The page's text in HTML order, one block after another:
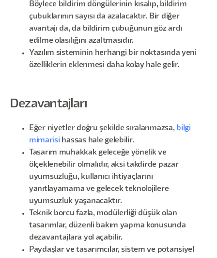
Böylece bildirim döngülerinin kısalıp, bildirim
çubuklarının sayısı da azalacaktır. Bir diğer
avantajı da, da bildirim çubuğunun göz ardı
edilme olasılığını azaltmasıdır.
Yazılım sisteminin herhangi bir noktasında yeni
özelliklerin eklenmesi daha kolay hale gelir.
Dezavantajları
Eğer niyetler doğru şekilde sıralanmazsa, bilgi
mimarisi hassas hale gelebilir.
Tasarım muhakkak geleceğe yönelik ve
ölçeklenebilir olmalıdır, aksi takdirde pazar
uyumsuzluğu, kullanıcı ihtiyaçlarını
yanıtlayamama ve gelecek teknolojilere
uyumsuzluk yaşanacaktır.
Teknik borcu fazla, modülerliği düşük olan
tasarımlar, düzenli bakım yapma konusunda
dezavantajlara yol açabilir.
Paydaşlar ve tasarımcılar, sistem ve potansiyel